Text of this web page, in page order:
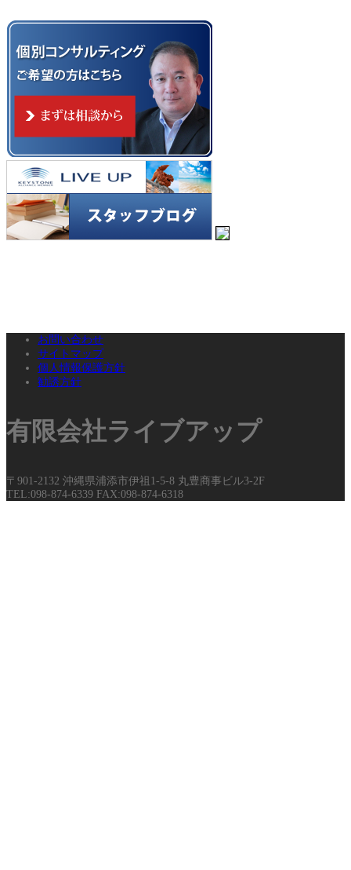
お問い合わせ
サイトマップ
個人情報保護方針
勧誘方針
有限会社ライブアップ
〒901-2132 沖縄県浦添市伊祖1-5-8 丸豊商事ビル3-2F
TEL:098-874-6339 FAX:098-874-6318